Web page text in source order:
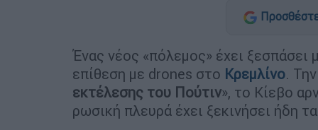
Ένας νέος «πόλεμος» έχει ξεσπάσει
επίθεση με drones στο Κρεμλίνο.
εκτέλεσης του Πούτιν», το Κίεβο
ρωσική πλευρά έχει ξεκινήσει ήδη τα